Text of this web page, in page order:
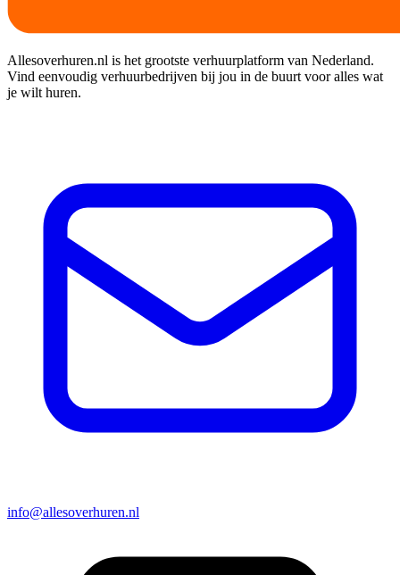
Allesoverhuren.nl is het grootste verhuurplatform van Nederland.
Vind eenvoudig verhuurbedrijven bij jou in de buurt voor alles wat
je wilt huren.
info@allesoverhuren.nl